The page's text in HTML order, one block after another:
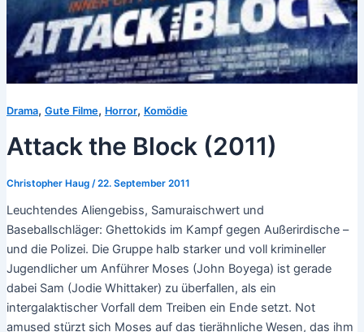
Drama, Gute Filme, Horror, Komödie
Attack the Block (2011)
Christopher Haug /22. September 2011
Leuchtendes Aliengebiss, Samuraischwert und
Baseballschläger: Ghettokids im Kampf gegen Außerirdische –
und die Polizei. Die Gruppe halb starker und voll krimineller
Jugendlicher um Anführer Moses (John Boyega) ist gerade
dabei Sam (Jodie Whittaker) zu überfallen, als ein
intergalaktischer Vorfall dem Treiben ein Ende setzt. Not
amused stürzt sich Moses auf das tierähnliche Wesen, das ihm